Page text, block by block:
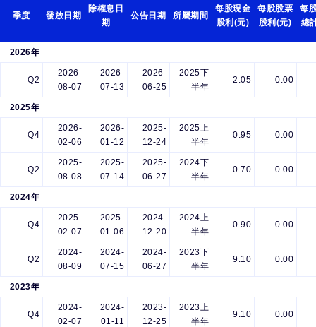
季度 發放日期
除權息日
期
公告日期 所屬期間
每股現金
股利(元)
每股股票
股利(元)
每
總
2026年
Q2
2026-
08-07
2026-
07-13
2026-
06-25
2025下
半年
2.05 0.00
2025年
Q4
2026-
02-06
2026-
01-12
2025-
12-24
2025上
半年
0.95 0.00
Q2
2025-
08-08
2025-
07-14
2025-
06-27
2024下
半年
0.70 0.00
2024年
Q4
2025-
02-07
2025-
01-06
2024-
12-20
2024上
半年
0.90 0.00
Q2
2024-
08-09
2024-
07-15
2024-
06-27
2023下
半年
9.10 0.00
2023年
Q4
2024-
02-07
2024-
01-11
2023-
12-25
2023上
半年
9.10 0.00